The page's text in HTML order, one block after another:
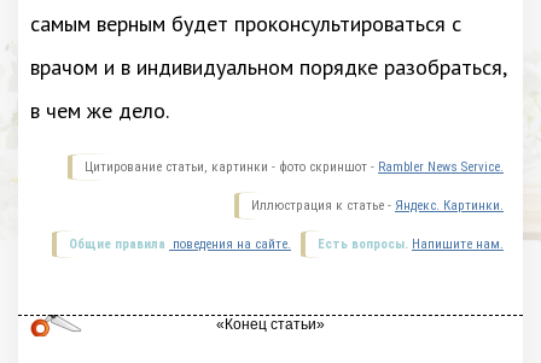
самым верным будет проконсультироваться с
врачом и в индивидуальном порядке разобраться,
в чем же дело.
Цитирование статьи, картинки - фото скриншот - Rambler News Service.
Иллюстрация к статье - Яндекс. Картинки.
Есть вопросы. Напишите нам.
Общие правила поведения на сайте.